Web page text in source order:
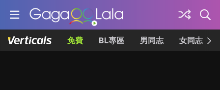
免費 BL專區 男同志 女同志